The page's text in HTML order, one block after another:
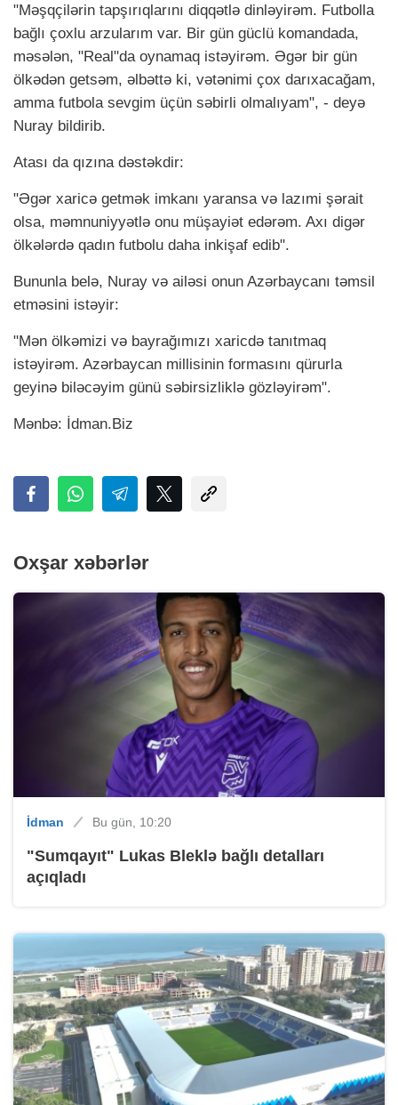
"Məşqçilərin tapşırıqlarını diqqətlə dinləyirəm. Futbolla
bağlı çoxlu arzularım var. Bir gün güclü komandada,
məsələn, "Real"da oynamaq istəyirəm. Əgər bir gün
ölkədən getsəm, əlbəttə ki, vətənimi çox darıxacağam,
amma futbola sevgim üçün səbirli olmalıyam", - deyə
Nuray bildirib.
Atası da qızına dəstəkdir:
"Əgər xaricə getmək imkanı yaransa və lazımi şərait
olsa, məmnuniyyətlə onu müşayiət edərəm. Axı digər
ölkələrdə qadın futbolu daha inkişaf edib".
Bununla belə, Nuray və ailəsi onun Azərbaycanı təmsil
etməsini istəyir:
"Mən ölkəmizi və bayrağımızı xaricdə tanıtmaq
istəyirəm. Azərbaycan millisinin formasını qürurla
geyinə biləcəyim günü səbirsizliklə gözləyirəm".
Mənbə: İdman.Biz
Oxşar xəbərlər
İdman Bu gün, 10:20
"Sumqayıt" Lukas Bleklə bağlı detalları
açıqladı